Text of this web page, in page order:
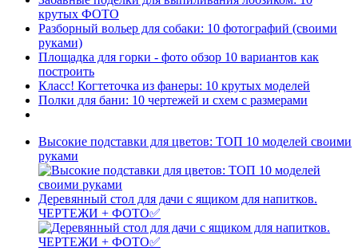
крутых ФОТО
Разборный вольер для собаки: 10 фотографий (своими
руками)
Площадка для горки - фото обзор 10 вариантов как
построить
Класс! Когтеточка из фанеры: 10 крутых моделей
Полки для бани: 10 чертежей и схем с размерами
Высокие подставки для цветов: ТОП 10 моделей своими
руками
Деревянный стол для дачи с ящиком для напитков.
ЧЕРТЕЖИ + ФОТО✅